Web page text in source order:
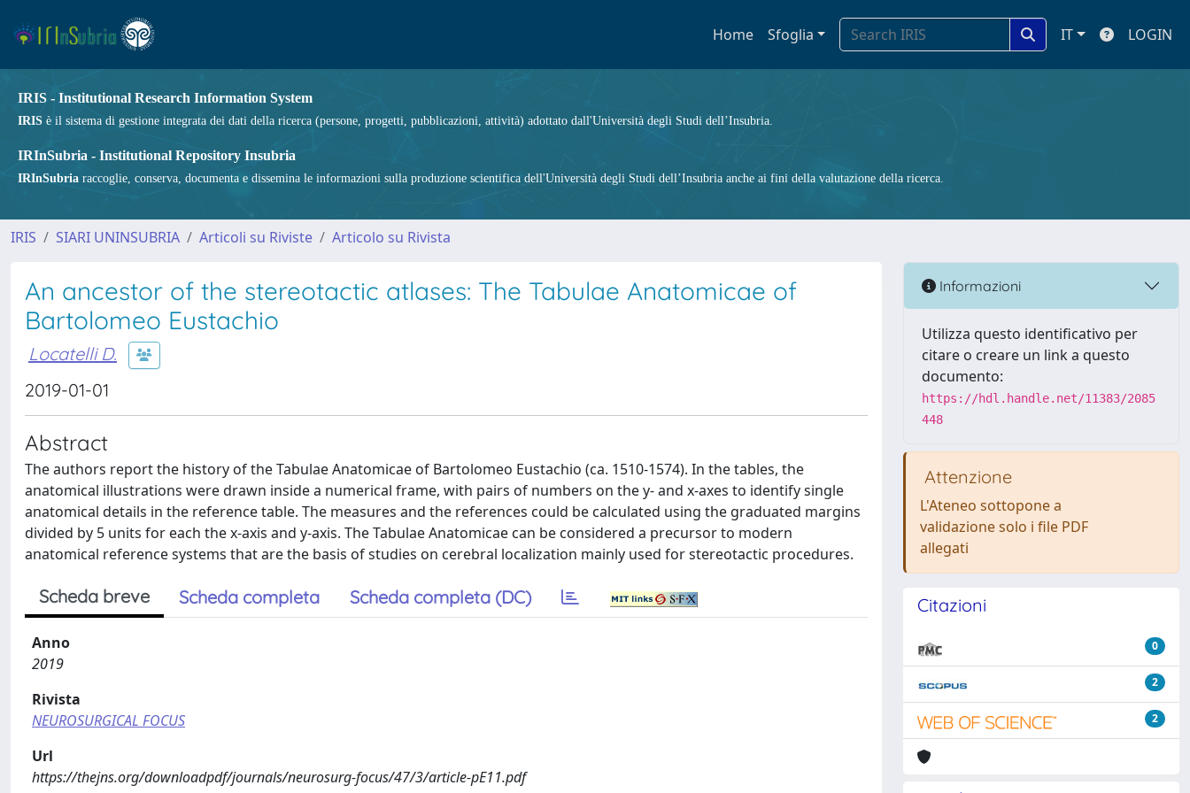
Home Sfoglia IT LOGIN
IRIS - Institutional Research Information System
IRIS è il sistema di gestione integrata dei dati della ricerca (persone, progetti, pubblicazioni, attività) adottato dall'Università degli Studi dell’Insubria.
IRInSubria - Institutional Repository Insubria
IRInSubria raccoglie, conserva, documenta e dissemina le informazioni sulla produzione scientifica dell'Università degli Studi dell’Insubria anche ai fini della valutazione della ricerca.
IRIS SIARI UNINSUBRIA Articoli su Riviste Articolo su Rivista
An ancestor of the stereotactic atlases: The Tabulae Anatomicae of
Bartolomeo Eustachio
Locatelli D.
2019-01-01
Abstract
The authors report the history of the Tabulae Anatomicae of Bartolomeo Eustachio (ca. 1510-1574). In the tables, the
anatomical illustrations were drawn inside a numerical frame, with pairs of numbers on the y- and x-axes to identify single
anatomical details in the reference table. The measures and the references could be calculated using the graduated margins
divided by 5 units for each the x-axis and y-axis. The Tabulae Anatomicae can be considered a precursor to modern
anatomical reference systems that are the basis of studies on cerebral localization mainly used for stereotactic procedures.
Scheda breve Scheda completa Scheda completa (DC)
Anno
2019
Rivista
NEUROSURGICAL FOCUS
Url
https://thejns.org/downloadpdf/journals/neurosurg-focus/47/3/article-pE11.pdf
Informazioni
Utilizza questo identificativo per
citare o creare un link a questo
documento:
https://hdl.handle.net/11383/2085
448
Attenzione
L'Ateneo sottopone a
validazione solo i file PDF
allegati
Citazioni
0
2
2